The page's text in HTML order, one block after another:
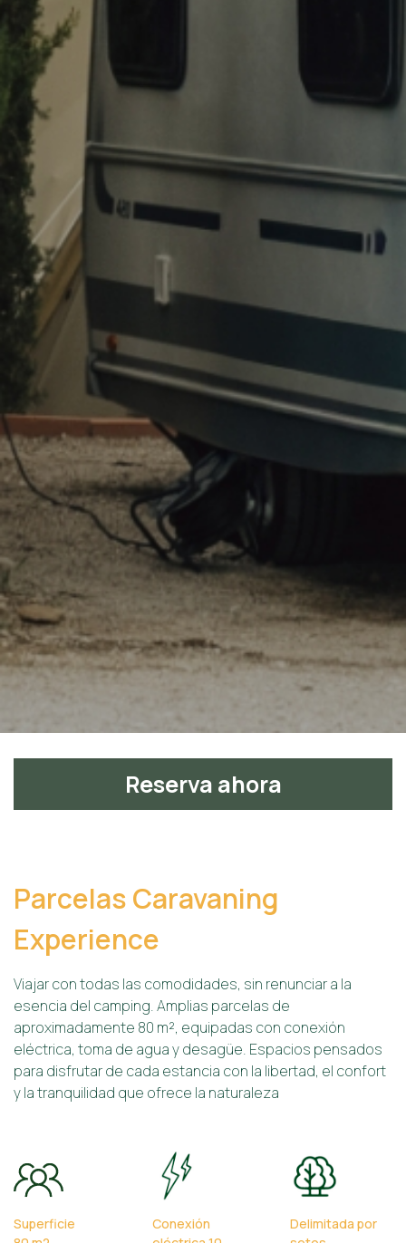
Reserva ahora
Parcelas Caravaning
Experience
Viajar con todas las comodidades, sin renunciar a la
esencia del camping. Amplias parcelas de
aproximadamente 80 m², equipadas con conexión
eléctrica, toma de agua y desagüe. Espacios pensados
para disfrutar de cada estancia con la libertad, el confort
y la tranquilidad que ofrece la naturaleza
Superficie
Conexión
Delimitada por